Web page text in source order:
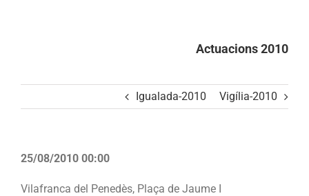
Actuacions 2010
Igualada-2010 Vigília-2010
25/08/2010 00:00
Vilafranca del Penedès, Plaça de Jaume I